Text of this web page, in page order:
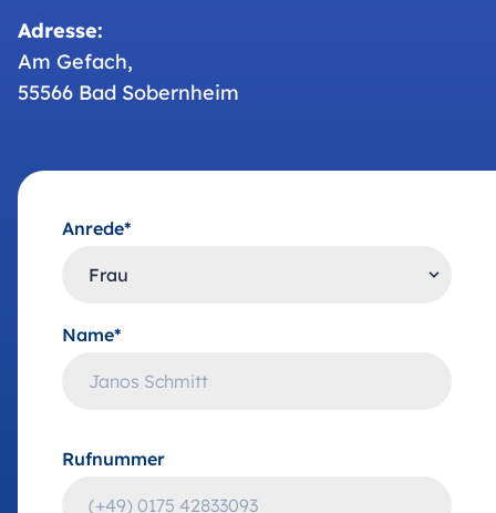
Adresse:
Am Gefach,
55566 Bad Sobernheim
Anrede*
Name*
Rufnummer